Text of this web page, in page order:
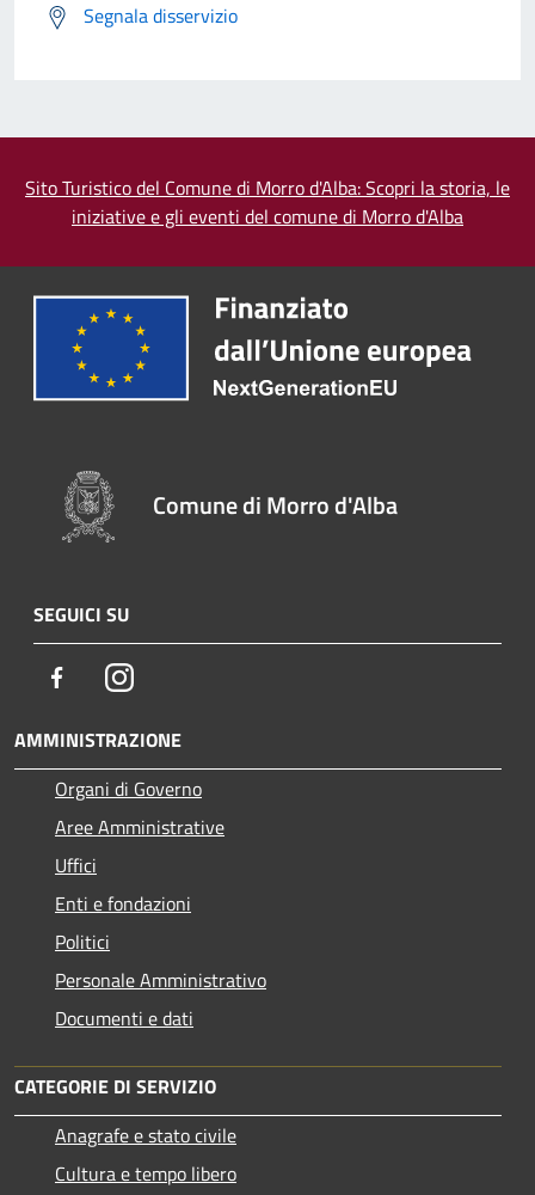
Segnala disservizio
Sito Turistico del Comune di Morro d'Alba: Scopri la storia, le
iniziative e gli eventi del comune di Morro d'Alba
Comune di Morro d'Alba
SEGUICI SU
FacebookInstagram
AMMINISTRAZIONE
Organi di Governo
Aree Amministrative
Uffici
Enti e fondazioni
Politici
Personale Amministrativo
Documenti e dati
CATEGORIE DI SERVIZIO
Anagrafe e stato civile
Cultura e tempo libero